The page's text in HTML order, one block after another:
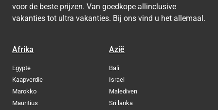
voor de beste prijzen. Van goedkope allinclusive
vakanties tot ultra vakanties. Bij ons vind u het allemaal.
Afrika
Egypte
Kaapverdie
Marokko
Mauritius
Azië
Bali
Israel
Malediven
Sri lanka